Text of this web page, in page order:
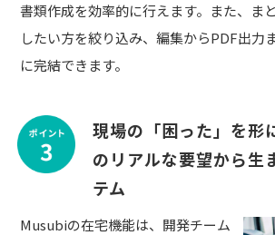
書類作成を効率的に行えます。また、ま
したい方を絞り込み、編集からPDF出力
に完結できます。
現場の「困った」を形
のリアルな要望から生
テム
Musubiの在宅機能は、開発チーム